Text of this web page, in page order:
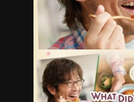
ตัวอย่าง ภาพนิ่ง